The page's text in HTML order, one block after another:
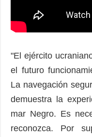
"El ejército
el futuro
La navegación
demuestra la
mar Negro. Es
reconozca. Por